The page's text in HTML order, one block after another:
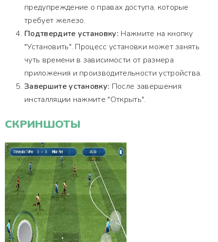
предупреждение о правах доступа, которые
требует железо.
Подтвердите установку: Нажмите на кнопку
"Установить". Процесс установки может занять
чуть времени в зависимости от размера
приложения и производительности устройства.
Завершите установку: После завершения
инсталляции нажмите "Открыть".
СКРИНШОТЫ